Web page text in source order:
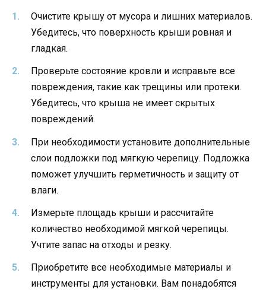
Очистите крышу от мусора и лишних материалов.
Убедитесь, что поверхность крыши ровная и
гладкая.
Проверьте состояние кровли и исправьте все
повреждения, такие как трещины или протеки.
Убедитесь, что крыша не имеет скрытых
повреждений.
При необходимости установите дополнительные
слои подложки под мягкую черепицу. Подложка
поможет улучшить герметичность и защиту от
влаги.
Измерьте площадь крыши и рассчитайте
количество необходимой мягкой черепицы.
Учтите запас на отходы и резку.
Приобретите все необходимые материалы и
инструменты для установки. Вам понадобятся